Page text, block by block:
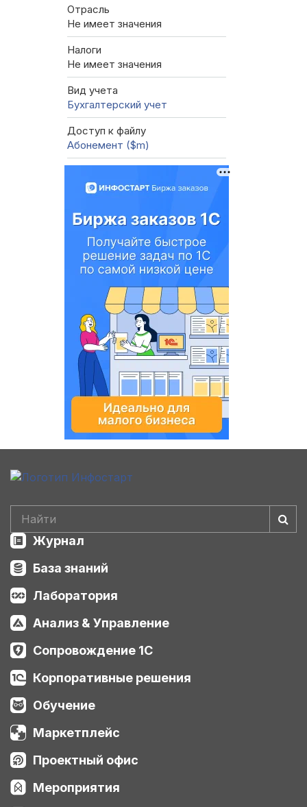
Отрасль
Не имеет значения
Налоги
Не имеет значения
Вид учета
Бухгалтерский учет
Доступ к файлу
Абонемент ($m)
Журнал
База знаний
Лаборатория
Анализ & Управление
Сопровождение 1С
Корпоративные решения
Обучение
Маркетплейс
Проектный офис
Мероприятия